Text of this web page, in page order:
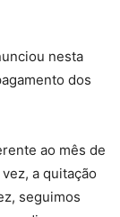
nesta
dos
ao mês de
a quitação
seguimos